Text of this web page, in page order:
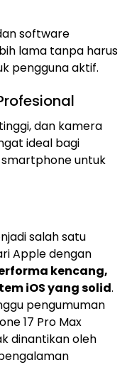
software
lama tanpa harus
pengguna aktif.
dan kamera
ideal bagi
untuk
salah satu
Apple dengan
kencang,
iOS yang solid.
pengumuman
17 Pro Max
dinantikan oleh